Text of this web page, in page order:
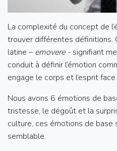
La complexité du concept de
trouver différentes définitions.
latine – emovere - signifiant
conduit à définir l’émotion
engage le corps et l’esprit
Nous avons 6 émotions de
tristesse, le dégoût et la
culture, ces émotions de base
semblable.